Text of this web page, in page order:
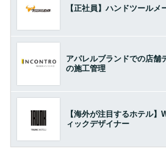
【正社員】ハンドツールメ
アパレルブランドでの店舗
の施工管理
【海外が注目するホテル
ィックデザイナー